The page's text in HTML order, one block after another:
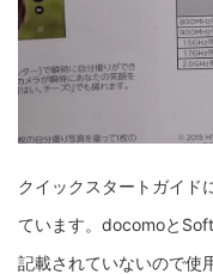
クイックスタートガイド
ています。docomoと
記載されていないので使